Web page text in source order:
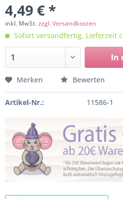
4,49 € *
inkl. MwSt.zzgl. Versandkosten
Sofort versandfertig, Lieferzeit
In
Merken Bewerten
Artikel-Nr.: 11586-1